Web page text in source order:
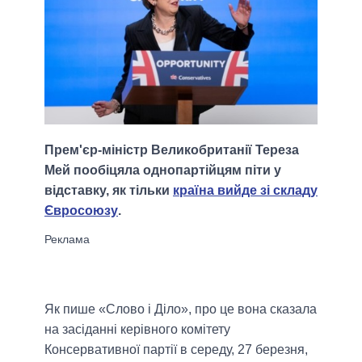
Прем'єр-міністр Великобританії Тереза
Мей пообіцяла однопартійцям піти у
відставку, як тільки країна вийде зі складу
Євросоюзу.
Як пише «Слово і Діло», про це вона сказала
на засіданні керівного комітету
Консервативної партії в середу, 27 березня,